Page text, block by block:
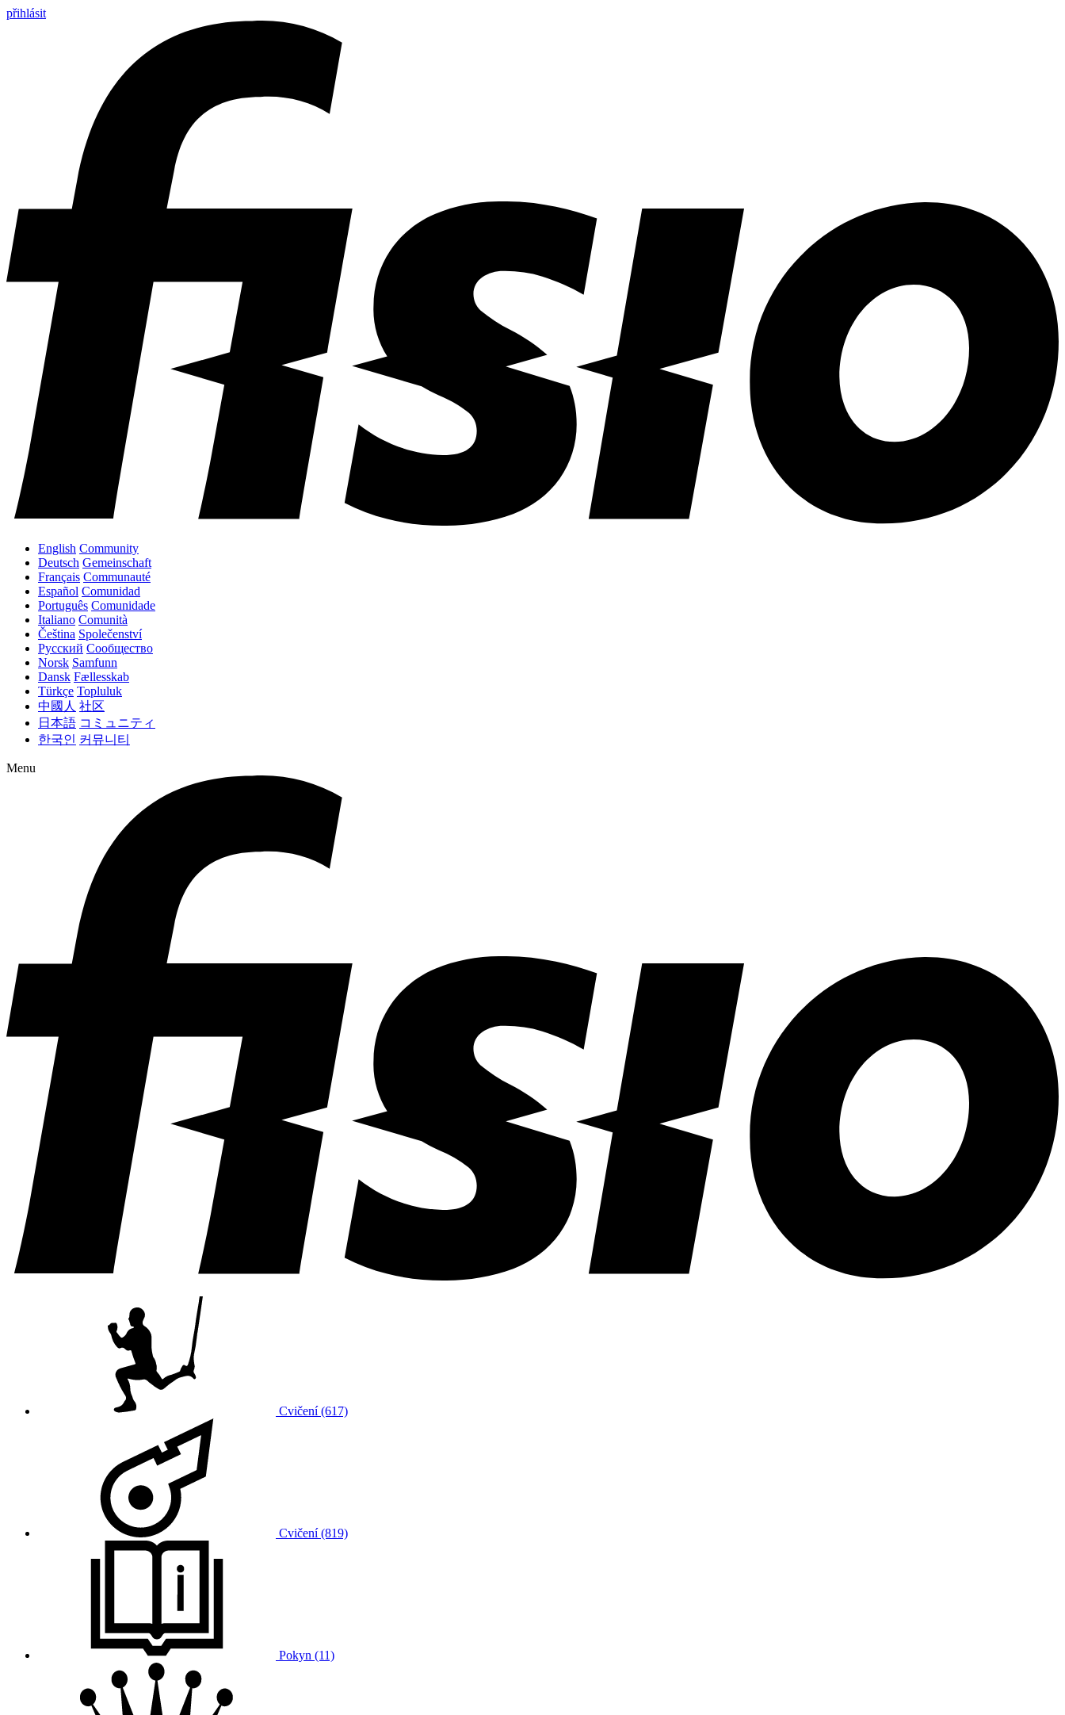
přihlásit
English Community
Deutsch Gemeinschaft
Français Communauté
Español Comunidad
Português Comunidade
Italiano Comunità
Čeština Společenství
Русский Сообщество
Norsk Samfunn
Dansk Fællesskab
Türkçe Topluluk
中國人 社区
日本語 コミュニティ
한국인 커뮤니티
Menu
Cvičení (617)
Cvičení (819)
Pokyn (11)